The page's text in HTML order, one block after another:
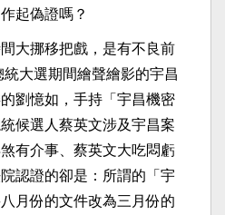
起偽證嗎？
大挪移把戲，是有不良前
大選期間繪聲繪影的宇昌
劉憶如，手持「宇昌機密
候選人蔡英文涉及宇昌案
有介事、蔡英文大吃悶虧
認證的卻是：所謂的「宇
月份的文件改為三月份的